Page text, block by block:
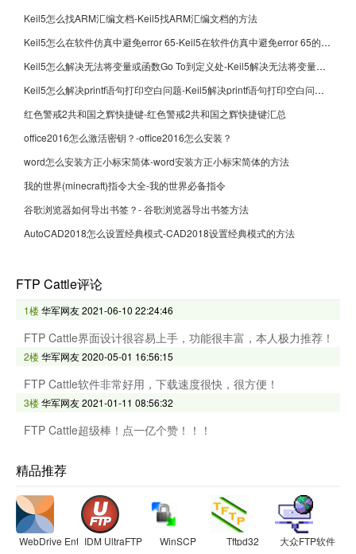
Keil5怎么找ARM汇编文档-Keil5找ARM汇编文档的方法
Keil5怎么在软件仿真中避免error 65-Keil5在软件仿真中避免error 65的方法
Keil5怎么解决无法将变量或函数Go To到定义处-Keil5解决无法将变量或函数Go To到定义处的方法
Keil5怎么解决printf语句打印空白问题-Keil5解决printf语句打印空白问题的方法
红色警戒2共和国之辉快捷键-红色警戒2共和国之辉快捷键汇总
office2016怎么激活密钥？-office2016怎么安装？
word怎么安装方正小标宋简体-word安装方正小标宋简体的方法
我的世界(minecraft)指令大全-我的世界必备指令
谷歌浏览器如何导出书签？- 谷歌浏览器导出书签方法
AutoCAD2018怎么设置经典模式-CAD2018设置经典模式的方法
FTP Cattle评论
1楼华军网友2021-06-10 22:24:46
FTP Cattle界面设计很容易上手，功能很丰富，本人极力推荐！
2楼华军网友2020-05-01 16:56:15
FTP Cattle软件非常好用，下载速度很快，很方便！
3楼华军网友2021-01-11 08:56:32
FTP Cattle超级棒！点一亿个赞！！！
精品推荐
WebDrive EnterpriseIDM UltraFTP WinSCP Tftpd32 大众FTP软件